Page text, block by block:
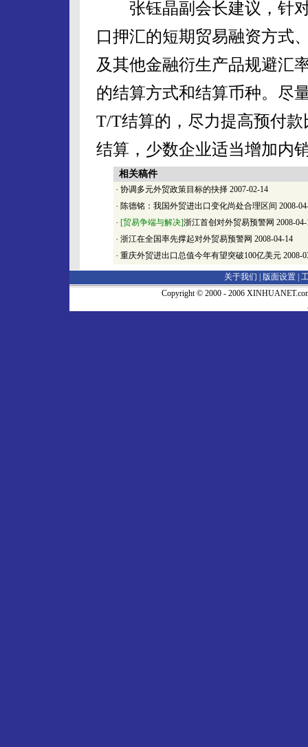
张钰晶副会长建议，针对
口押汇的短期贸易融资方式
及其他金融衍生产品规避汇
的结算方式和结算币种。尽
T/T结算的，尽力提高预付
结算，少数企业适当增加内
相关稿件
· 协调多元外贸政策目标的抉择 2007-02-14
· 陈德铭：我国外贸进出口变化尚处合理区间 2008-
· [贸易争端与解决]浙江首创对外贸易预警网 2008-04-
· 浙江在全国率先撑起对外贸易预警网 2008-04-14
· 重庆外贸进出口总值今年有望突破100亿美元 2008-
关于我们 | 版面设置
Copyright © 2000 - 2006